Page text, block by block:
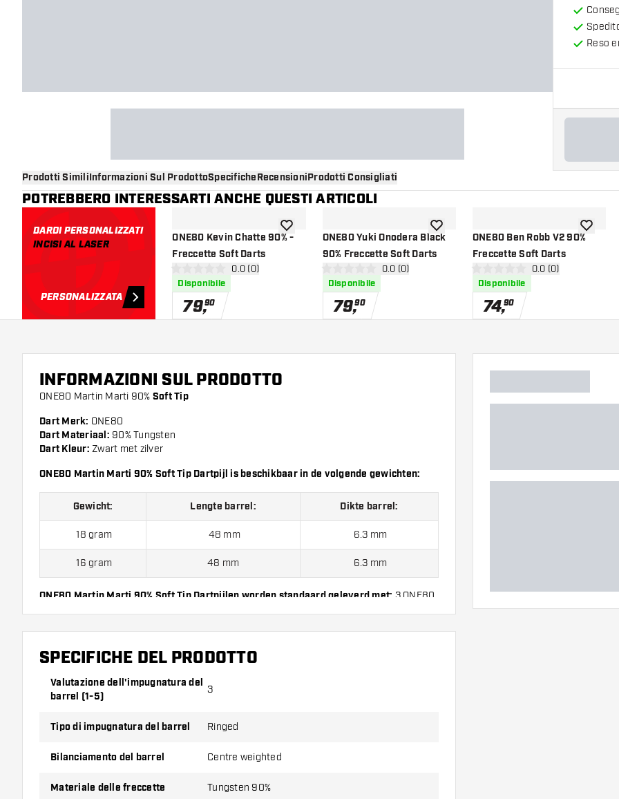
Reso
Prodotti SimiliInformazioni Sul ProdottoSpecificheRecensioniProdotti Consigliati
POTREBBERO INTERESSARTI ANCHE QUESTI ARTICOLI
DARDI PERSONALIZZATI
INCISI AL LASER
PERSONALIZZATA
ONE80 Kevin Chatte 90% -
Freccette Soft Darts
apri pannello recensioni
0 stelle di valutazione
0.0 (0)
Disponibile
79,90
aggiungi alla lista dei desideri
ONE80 Yuki Onodera Black
90% Freccette Soft Darts
apri pannello recensioni
0 stelle di valutazione
0.0 (0)
Disponibile
79,90
aggiungi alla lista dei desideri
ONE80 Ben Robb V2 90%
Freccette Soft Darts
apri pannello
0 stelle di valutazione
0.0 (0)
Disponibile
74,90
aggiungi
INFORMAZIONI SUL PRODOTTO
ONE80 Martin Marti 90% Soft Tip
Dart Merk: ONE80
Dart Materiaal: 90% Tungsten
Dart Kleur: Zwart met zilver
ONE80 Martin Marti 90% Soft Tip Dartpijl is beschikbaar in de volgende gewichten:
Gewicht: Lengte barrel: Dikte barrel:
18 gram 48 mm 6.3 mm
16 gram 48 mm 6.3 mm
ONE80 Martin Marti 90% Soft Tip Dartpijlen worden standaard geleverd met: 3 ONE80
ONE80 Martin Marti 90% Freccette Soft contiene:
SPECIFICHE DEL PRODOTTO
Valutazione dell'impugnatura del
barrel (1-5)
3
Tipo di impugnatura del barrel Ringed
Bilanciamento del barrel Centre weighted
Materiale delle freccette Tungsten 90%